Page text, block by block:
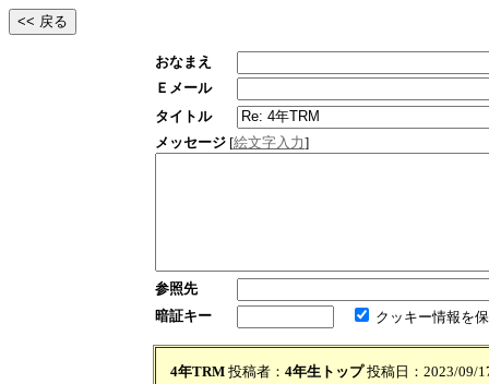
おなまえ
Ｅメール
タイトル
メッセージ [絵文字入力]
参照先
暗証キー
クッキー情報を
4年TRM 投稿者： 4年生トップ投稿日：2023/09/